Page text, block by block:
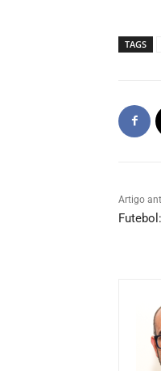
TAGS
Artigo